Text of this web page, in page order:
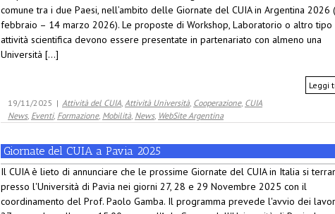
comune tra i due Paesi, nell’ambito delle Giornate del CUIA in Argentina 2026
febbraio – 14 marzo 2026). Le proposte di Workshop, Laboratorio o altro tipo
attività scientifica devono essere presentate in partenariato con almeno una
Università [...]
Leggi
19/11/2025 | Attività del CUIA, Attività Università, Cooperazione, CUIA
News, Eventi, Formazione, Mobilità, News, WebSite Argentina
Giornate del CUIA a Pavia 2025
Il CUIA è lieto di annunciare che le prossime Giornate del CUIA in Italia si
presso l'Università di Pavia nei giorni 27, 28 e 29 Novembre 2025 con il
coordinamento del Prof. Paolo Gamba. Il programma prevede l'avvio dei